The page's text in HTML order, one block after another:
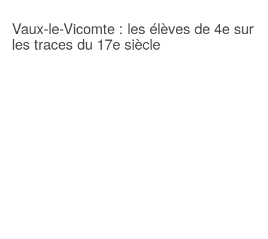
Vaux-le-Vicomte : les élèves de 4e sur
les traces du 17e siècle